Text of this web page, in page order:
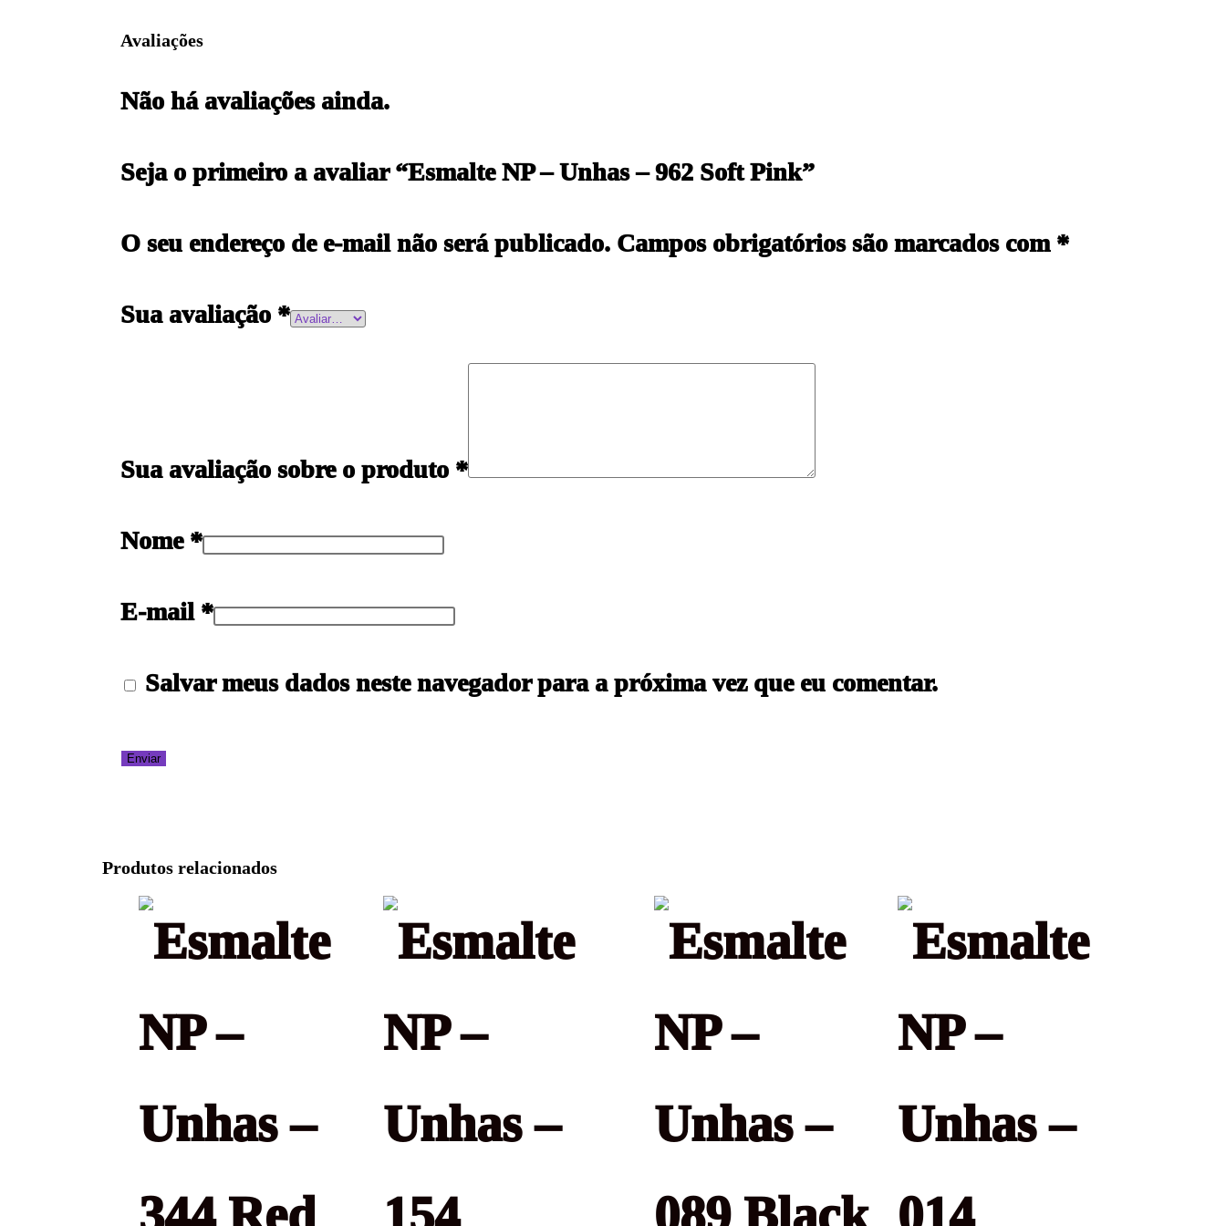
Avaliações
Não há avaliações ainda.
Seja o primeiro a avaliar “Esmalte NP – Unhas – 962 Soft Pink”
O seu endereço de e-mail não será publicado. Campos obrigatórios são marcados com *
Sua avaliação *
Sua avaliação sobre o produto *
Nome *
E-mail *
Salvar meus dados neste navegador para a próxima vez que eu comentar.
Produtos relacionados